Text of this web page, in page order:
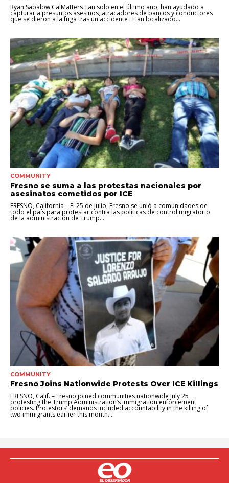
Ryan Sabalow CalMatters Tan solo en el último año, han ayudado a
capturar a presuntos asesinos, atracadores de bancos y conductores
que se dieron a la fuga tras un accidente . Han localizado...
COMMUNITY
Fresno se suma a las protestas nacionales por
asesinatos cometidos por ICE
FRESNO, California – El 25 de julio, Fresno se unió a comunidades de
todo el país para protestar contra las políticas de control migratorio
de la administración de Trump....
COMMUNITY
Fresno Joins Nationwide Protests Over ICE Killings
FRESNO, Calif. – Fresno joined communities nationwide July 25
protesting the Trump Administration’s immigration enforcement
policies. Protestors’ demands included accountability in the killing of
two immigrants earlier this month...